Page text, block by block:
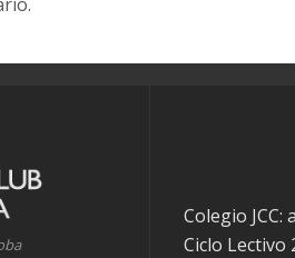
Colegio
Ciclo Lectivo